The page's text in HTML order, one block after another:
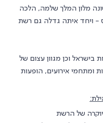
מלון המלך שלמה, הלכה
- ויחד איתה גדלה גם רשת
רשת ישרוטל 27 מלונות בישראל וכן מגוון עצום של
ומתחמי אירועים, הופעות
של הרשת